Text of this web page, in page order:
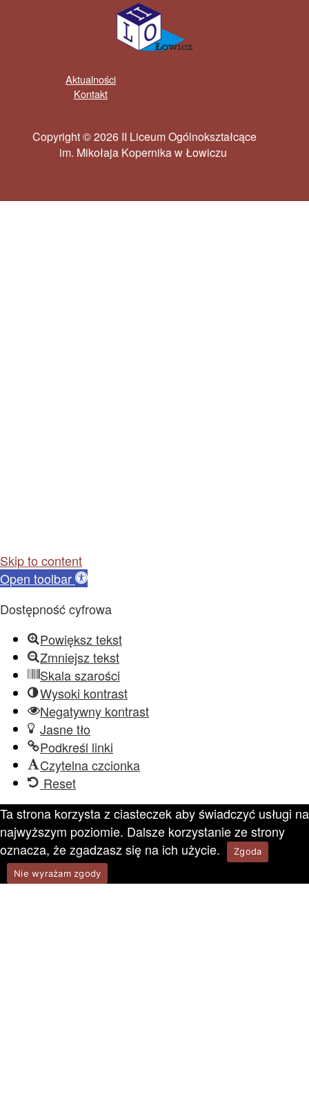
Aktualności
Kontakt
Copyright © 2026 II Liceum Ogólnokształcące
im. Mikołaja Kopernika w Łowiczu
Skip to content
Open toolbar
Dostępność cyfrowa
Powiększ tekst
Zmniejsz tekst
Skala szarości
Wysoki kontrast
Negatywny kontrast
Jasne tło
Podkreśl linki
Czytelna czcionka
Reset
Ta strona korzysta z ciasteczek aby świadczyć usługi na
najwyższym poziomie. Dalsze korzystanie ze strony
oznacza, że zgadzasz się na ich użycie.
Zgoda
Nie wyrażam zgody